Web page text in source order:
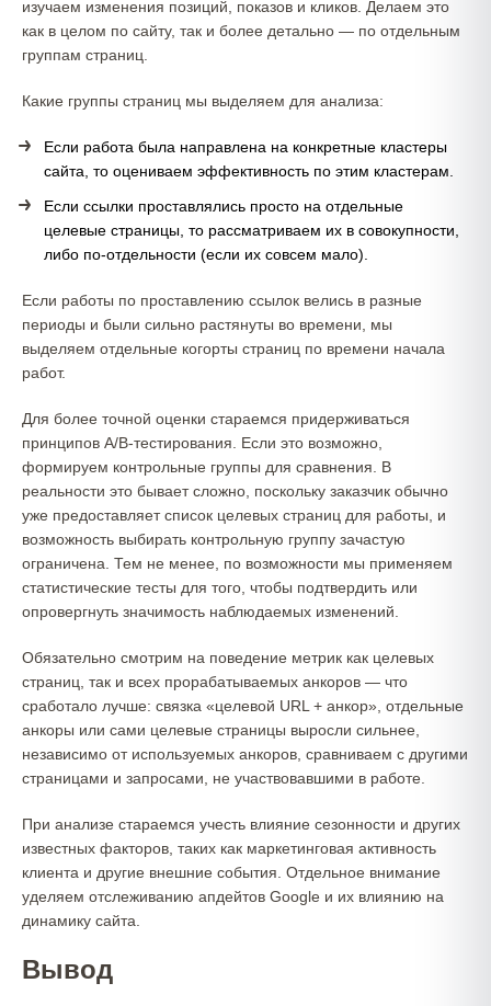
изучаем изменения позиций, показов и кликов. Делаем это
как в целом по сайту, так и более детально — по отдельным
группам страниц.
Какие группы страниц мы выделяем для анализа:
Если работа была направлена на конкретные кластеры
сайта, то оцениваем эффективность по этим кластерам.
Если ссылки проставлялись просто на отдельные
целевые страницы, то рассматриваем их в совокупности,
либо по-отдельности (если их совсем мало).
Если работы по проставлению ссылок велись в разные
периоды и были сильно растянуты во времени, мы
выделяем отдельные когорты страниц по времени начала
работ.
Для более точной оценки стараемся придерживаться
принципов A/B-тестирования. Если это возможно,
формируем контрольные группы для сравнения. В
реальности это бывает сложно, поскольку заказчик обычно
уже предоставляет список целевых страниц для работы, и
возможность выбирать контрольную группу зачастую
ограничена. Тем не менее, по возможности мы применяем
статистические тесты для того, чтобы подтвердить или
опровергнуть значимость наблюдаемых изменений.
Обязательно смотрим на поведение метрик как целевых
страниц, так и всех прорабатываемых анкоров — что
сработало лучше: связка «целевой URL + анкор», отдельные
анкоры или сами целевые страницы выросли сильнее,
независимо от используемых анкоров, сравниваем с другими
страницами и запросами, не участвовавшими в работе.
При анализе стараемся учесть влияние сезонности и других
известных факторов, таких как маркетинговая активность
клиента и другие внешние события. Отдельное внимание
уделяем отслеживанию апдейтов Google и их влиянию на
динамику сайта.
Вывод